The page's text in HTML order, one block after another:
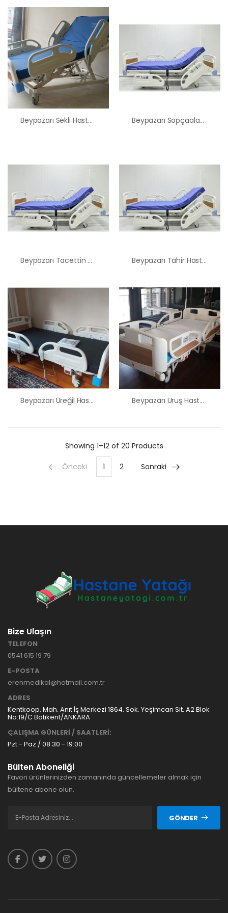
Beypazarı Sekli Hasta Karyolası Satış Kiralama Fiyatı Beypazarı Sopçaalan Hasta Karyolası Satış Kiralama Fiyatı
Beypazarı Tacettin Hasta Karyolası Satış Kiralama Fiyatı Beypazarı Tahir Hasta Karyolası Satış Kiralama Fiyatı
Beypazarı Üreğil Hasta Karyolası Satış Kiralama Fiyatı Beypazarı Uruş Hasta Karyolası Satış Kiralama Fiyatı
Showing 1–12 of 20 Products
Önceki 1 2 Sonraki
Bize Ulaşın
TELEFON
0541 615 19 79
E-POSTA
erenmedikal@hotmail.com.tr
ADRES
Kentkoop. Mah. Anıt İş Merkezi 1864. Sok. Yeşimcan Sit. A2 Blok
No:19/C Batıkent/ANKARA
ÇALIŞMA GÜNLERİ / SAATLERİ:
Pzt - Paz / 08:30 - 19:00
Bülten Aboneliği
Favori ürünlerinizden zamanında güncellemeler almak için
bültene abone olun.
GÖNDER